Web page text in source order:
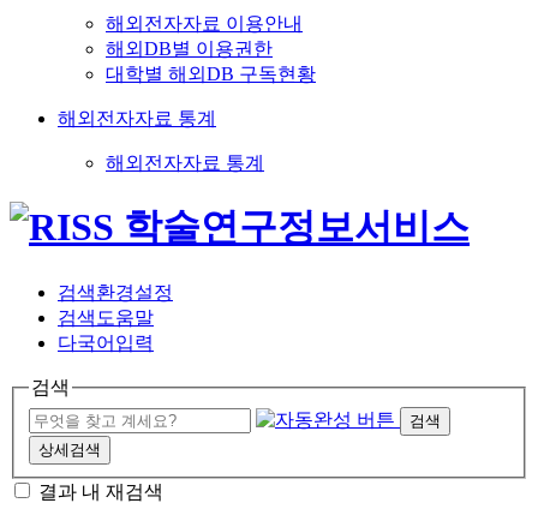
해외전자자료 이용안내
해외DB별 이용권한
대학별 해외DB 구독현황
해외전자자료 통계
해외전자자료 통계
검색환경설정
검색도움말
다국어입력
검색
검색
상세검색
결과 내 재검색